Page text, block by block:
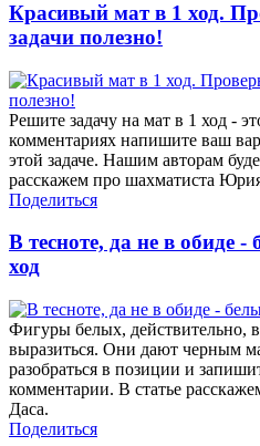
Красивый мат в 1 ход.
задачи полезно!
Решите задачу на мат в 1 ход -
комментариях напишите ваш
этой задаче. Нашим авторам
расскажем про шахматиста
Поделиться
В тесноте, да не в обиде -
ход
Фигуры белых, действительно,
выразиться. Они дают черным
разобраться в позиции и
комментарии. В статье
Даса.
Поделиться